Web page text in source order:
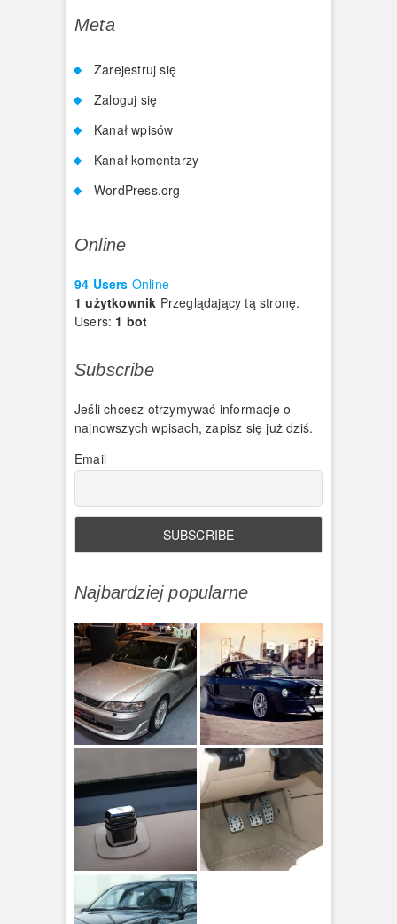
Meta
Zarejestruj się
Zaloguj się
Kanał wpisów
Kanał komentarzy
WordPress.org
Online
94 Users Online
1 użytkownik Przeglądający tą stronę.
Users: 1 bot
Subscribe
Jeśli chcesz otrzymywać informacje o
najnowszych wpisach, zapisz się już dziś.
Email
Najbardziej popularne